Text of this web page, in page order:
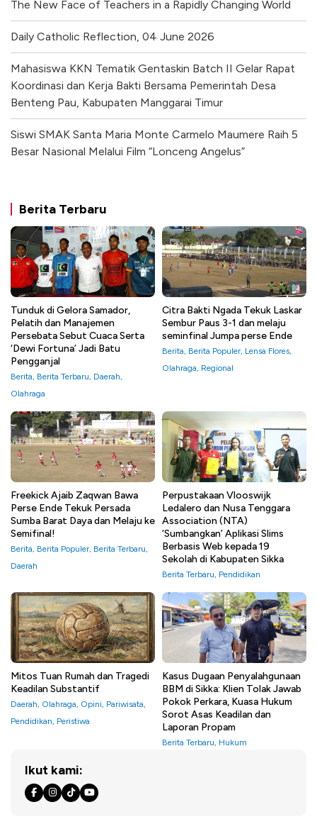
The New Face of Teachers in a Rapidly Changing World
Daily Catholic Reflection, 04 June 2026
Mahasiswa KKN Tematik Gentaskin Batch II Gelar Rapat
Koordinasi dan Kerja Bakti Bersama Pemerintah Desa
Benteng Pau, Kabupaten Manggarai Timur
Siswi SMAK Santa Maria Monte Carmelo Maumere Raih 5
Besar Nasional Melalui Film “Lonceng Angelus”
Berita Terbaru
Tunduk di Gelora Samador,
Pelatih dan Manajemen
Persebata Sebut Cuaca Serta
‘Dewi Fortuna’ Jadi Batu
Pengganjal
Berita, Berita Terbaru, Daerah,
Olahraga
Citra Bakti Ngada Tekuk Laskar
Sembur Paus 3-1 dan melaju
seminfinal Jumpa perse Ende
Berita, Berita Populer, Lensa Flores,
Olahraga, Regional
Freekick Ajaib Zaqwan Bawa
Perse Ende Tekuk Persada
Sumba Barat Daya dan Melaju ke
Semifinal!
Berita, Berita Populer, Berita Terbaru,
Daerah
Perpustakaan Vlooswijk
Ledalero dan Nusa Tenggara
Association (NTA)
‘Sumbangkan’ Aplikasi Slims
Berbasis Web kepada 19
Sekolah di Kabupaten Sikka
Berita Terbaru, Pendidikan
Mitos Tuan Rumah dan Tragedi
Keadilan Substantif
Daerah, Olahraga, Opini, Pariwisata,
Pendidikan, Peristiwa
Kasus Dugaan Penyalahgunaan
BBM di Sikka: Klien Tolak Jawab
Pokok Perkara, Kuasa Hukum
Sorot Asas Keadilan dan
Laporan Propam
Berita Terbaru, Hukum
Ikut kami: